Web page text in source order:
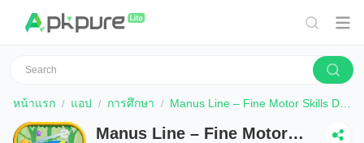
หน้าแรก แอป การศึกษา Manus Line – Fine Motor Skills Development
Manus Line – Fine Motor